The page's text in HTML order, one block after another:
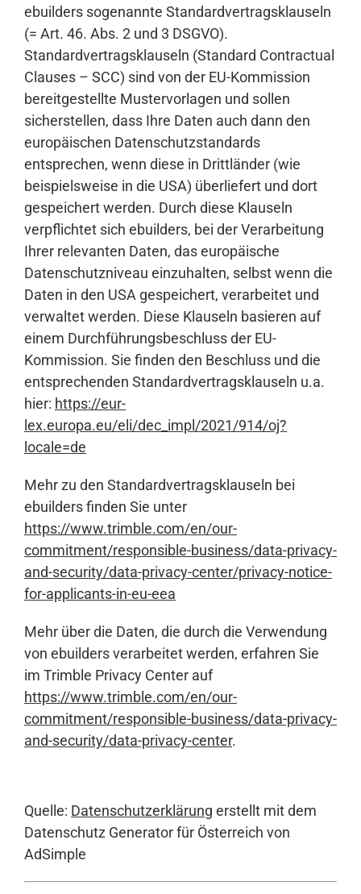
ebuilders sogenannte Standardvertragsklauseln
(= Art. 46. Abs. 2 und 3 DSGVO).
Standardvertragsklauseln (Standard Contractual
Clauses – SCC) sind von der EU-Kommission
bereitgestellte Mustervorlagen und sollen
sicherstellen, dass Ihre Daten auch dann den
europäischen Datenschutzstandards
entsprechen, wenn diese in Drittländer (wie
beispielsweise in die USA) überliefert und dort
gespeichert werden. Durch diese Klauseln
verpflichtet sich ebuilders, bei der Verarbeitung
Ihrer relevanten Daten, das europäische
Datenschutzniveau einzuhalten, selbst wenn die
Daten in den USA gespeichert, verarbeitet und
verwaltet werden. Diese Klauseln basieren auf
einem Durchführungsbeschluss der EU-
Kommission. Sie finden den Beschluss und die
entsprechenden Standardvertragsklauseln u.a.
hier: https://eur-
lex.europa.eu/eli/dec_impl/2021/914/oj?
locale=de
Mehr zu den Standardvertragsklauseln bei
ebuilders finden Sie unter
https://www.trimble.com/en/our-
commitment/responsible-business/data-privacy-
and-security/data-privacy-center/privacy-notice-
for-applicants-in-eu-eea
Mehr über die Daten, die durch die Verwendung
von ebuilders verarbeitet werden, erfahren Sie
im Trimble Privacy Center auf
https://www.trimble.com/en/our-
commitment/responsible-business/data-privacy-
and-security/data-privacy-center.
Quelle: Datenschutzerklärung erstellt mit dem
Datenschutz Generator für Österreich von
AdSimple